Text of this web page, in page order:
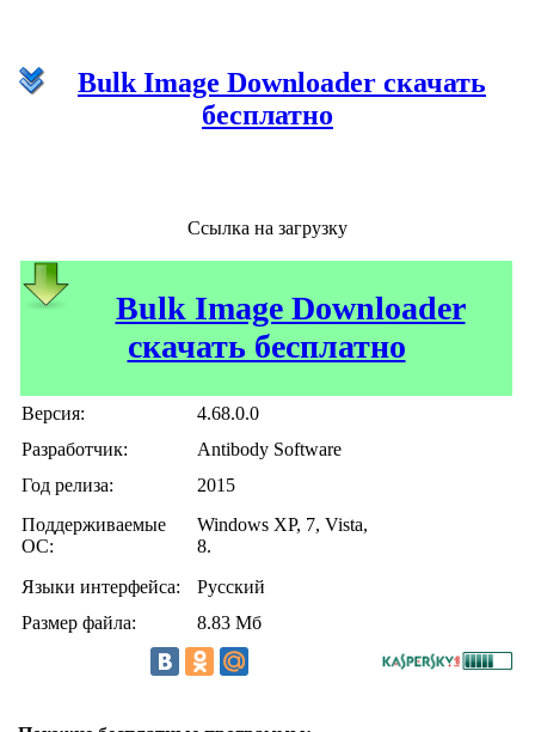
Bulk Image Downloader скачать
бесплатно
Ссылка на загрузку
Bulk Image Downloader
скачать бесплатно
Версия:
4.68.0.0
Разработчик:
Antibody Software
Год релиза:
2015
Поддерживаемые
ОС:
Windows XP, 7, Vista,
8.
Языки интерфейса:
Русский
Размер файла:
8.83 Мб